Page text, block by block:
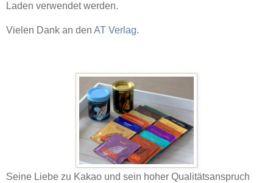
Laden verwendet werden.
Vielen Dank an den AT Verlag.
Seine Liebe zu Kakao und sein hoher Qualitätsanspruch